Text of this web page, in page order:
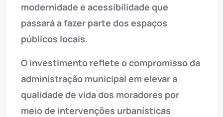
modernidade e acessibilidade que
passará a fazer parte dos espaços
públicos locais.
O investimento reflete o compromisso da
administração municipal em elevar a
qualidade de vida dos moradores por
meio de intervenções urbanísticas